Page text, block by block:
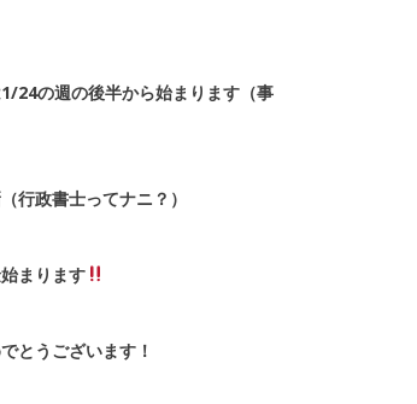
24の週の後半から始まります（事
行政書士ってナニ？）
まります
とうございます！